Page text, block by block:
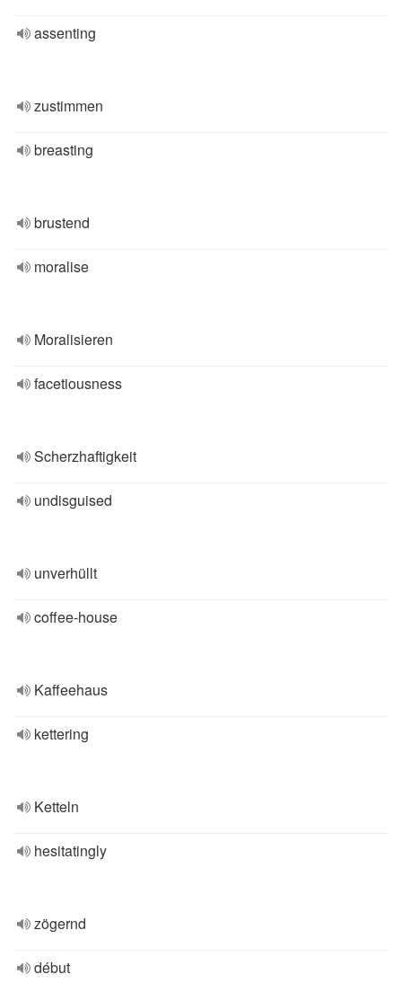
assenting
zustimmen
breasting
brustend
moralise
Moralisieren
facetiousness
Scherzhaftigkeit
undisguised
unverhüllt
coffee-house
Kaffeehaus
kettering
Ketteln
hesitatingly
zögernd
début